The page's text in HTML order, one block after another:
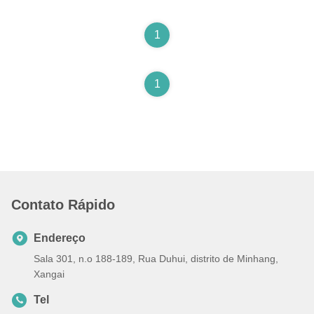
1
1
Contato Rápido
Endereço
Sala 301, n.o 188-189, Rua Duhui, distrito de Minhang,
Xangai
Tel